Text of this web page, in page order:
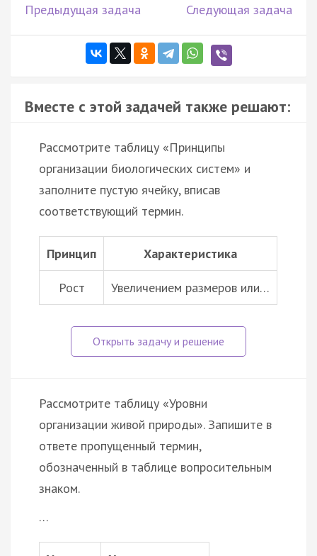
Предыдущая задача Следующая задача
Вместе с этой задачей также решают:
Рассмотрите таблицу «Принципы
организации биологических систем» и
заполните пустую ячейку, вписав
соответствующий термин.
Принцип Характеристика
Рост Увеличением размеров или…
Рассмотрите таблицу «Уровни
организации живой природы». Запишите в
ответе пропущенный термин,
обозначенный в таблице вопросительным
знаком.
…